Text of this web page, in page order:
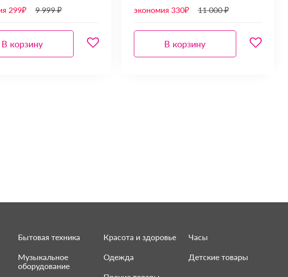
299₽ 9 999 ₽
В корзину
экономия 330₽ 11 000 ₽
В корзину
Бытовая техника
Музыкальное
оборудование
Красота и здоровье
Одежда
Часы
Детские товары